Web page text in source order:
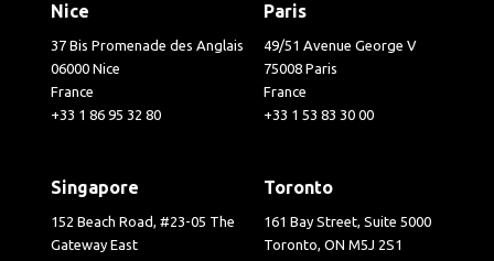
Nice
37 Bis Promenade des Anglais
06000 Nice
France
+33 1 86 95 32 80
Paris
49/51 Avenue George V
75008 Paris
France
+33 1 53 83 30 00
Singapore
152 Beach Road, #23-05 The
Gateway East
Toronto
161 Bay Street, Suite 5000
Toronto, ON M5J 2S1